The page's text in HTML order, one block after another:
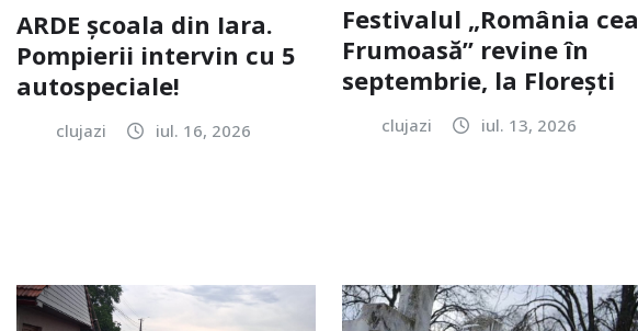
ARDE școala din Iara.
Pompierii intervin cu 5
autospeciale!
clujazi iul. 16, 2026
Festivalul „România cea
Frumoasă” revine în
septembrie, la Florești
clujazi iul. 13, 2026